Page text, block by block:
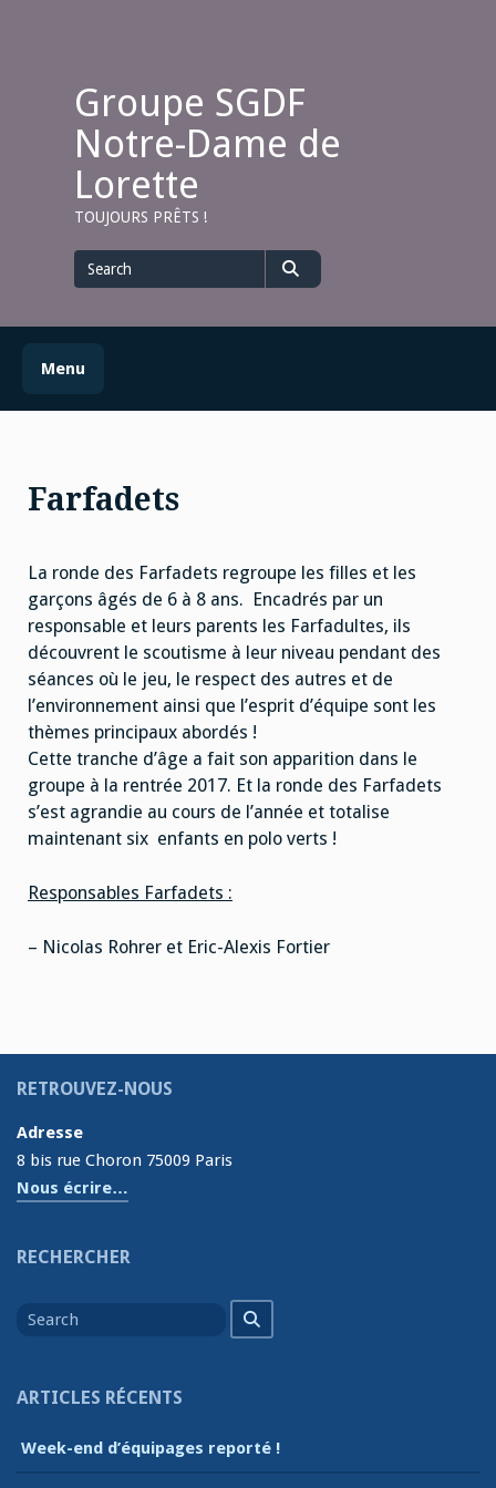
Groupe SGDF
Notre-Dame de
Lorette
TOUJOURS PRÊTS !
for
Menu
Farfadets
La ronde des Farfadets regroupe les filles et les
garçons âgés de 6 à 8 ans. Encadrés par un
responsable et leurs parents les Farfadultes, ils
découvrent le scoutisme à leur niveau pendant des
séances où le jeu, le respect des autres et de
l’environnement ainsi que l’esprit d’équipe sont les
thèmes principaux abordés !
Cette tranche d’âge a fait son apparition dans le
groupe à la rentrée 2017. Et la ronde des Farfadets
s’est agrandie au cours de l’année et totalise
maintenant six enfants en polo verts !
Responsables Farfadets :
– Nicolas Rohrer et Eric-Alexis Fortier
RETROUVEZ-NOUS
Adresse
8 bis rue Choron 75009 Paris
Nous écrire…
RECHERCHER
for
ARTICLES RÉCENTS
Week-end d’équipages reporté !